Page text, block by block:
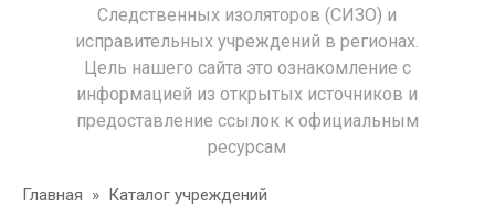
Следственных изоляторов (СИЗО) и
исправительных учреждений в регионах.
Цель нашего сайта это ознакомление с
информацией из открытых источников и
предоставление ссылок к официальным
ресурсам
Главная » Каталог учреждений